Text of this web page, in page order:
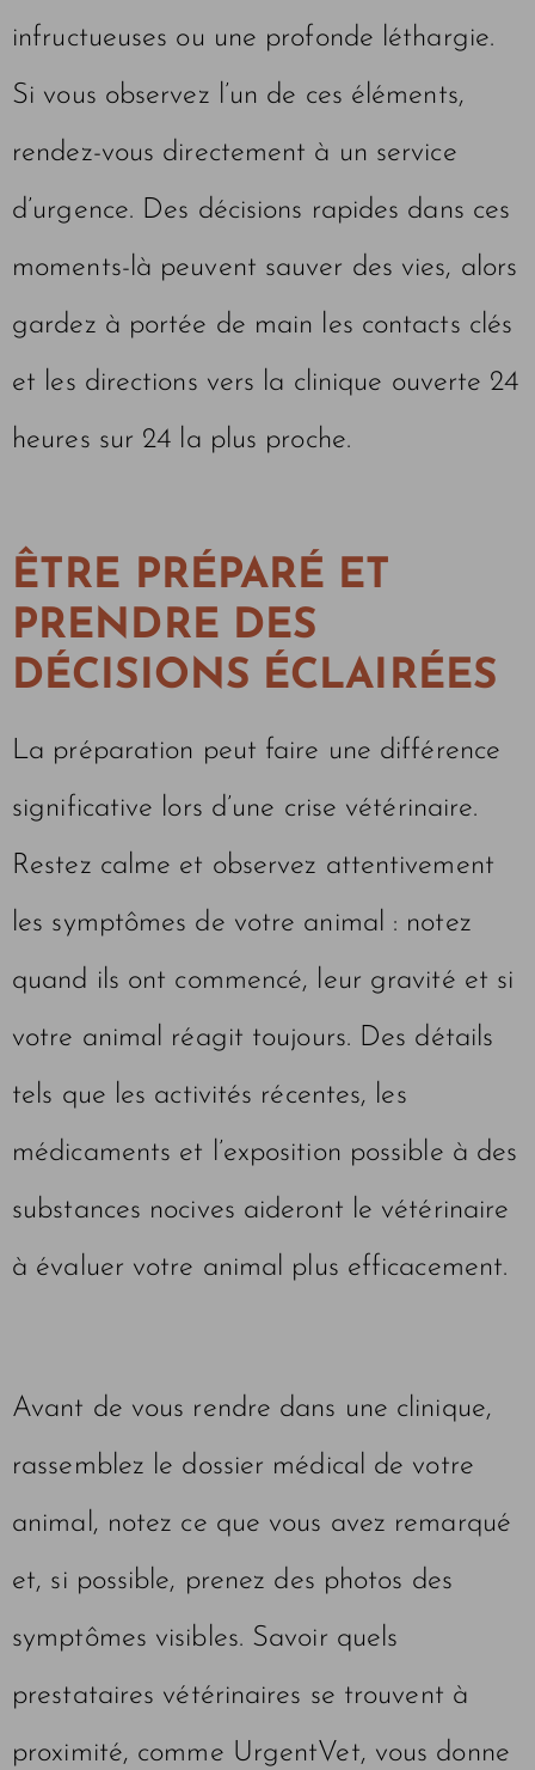
infructueuses ou une profonde léthargie.
Si vous observez l’un de ces éléments,
rendez-vous directement à un service
d’urgence. Des décisions rapides dans ces
moments-là peuvent sauver des vies, alors
gardez à portée de main les contacts clés
et les directions vers la clinique ouverte 24
heures sur 24 la plus proche.
ÊTRE PRÉPARÉ ET
PRENDRE DES
DÉCISIONS ÉCLAIRÉES
La préparation peut faire une différence
significative lors d’une crise vétérinaire.
Restez calme et observez attentivement
les symptômes de votre animal : notez
quand ils ont commencé, leur gravité et si
votre animal réagit toujours. Des détails
tels que les activités récentes, les
médicaments et l’exposition possible à des
substances nocives aideront le vétérinaire
à évaluer votre animal plus efficacement.
Avant de vous rendre dans une clinique,
rassemblez le dossier médical de votre
animal, notez ce que vous avez remarqué
et, si possible, prenez des photos des
symptômes visibles. Savoir quels
prestataires vétérinaires se trouvent à
proximité, comme UrgentVet, vous donne